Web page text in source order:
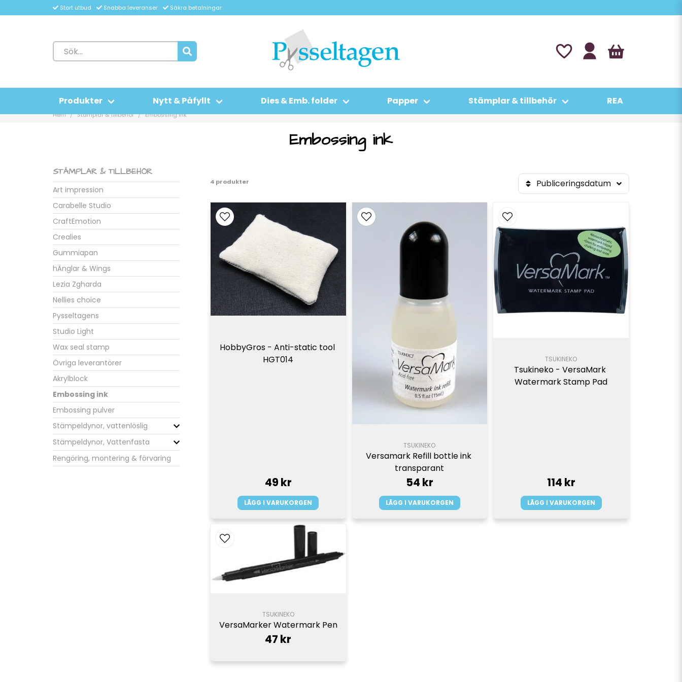
Stort utbud Snabba leveranser Säkra betalningar
Produkter Nytt & Påfyllt Dies & Emb. folder Papper Stämplar & tillbehör REA
Hem Stämplar & tillbehör Embossing ink
Embossing ink
STÄMPLAR & TILLBEHÖR
Art impression
Carabelle Studio
CraftEmotion
Crealies
Gummiapan
hÄnglar & Wings
Lezia Zgharda
Nellies choice
Pysseltagens
Studio Light
Wax seal stamp
Övriga leverantörer
Akrylblock
Embossing ink
Embossing pulver
Stämpeldynor, vattenlöslig
Stämpeldynor, Vattenfasta
Rengöring, montering & förvaring
4 produkter Publiceringsdatum
HobbyGros - Anti-static tool
HGT014
49 kr
LÄGG I VARUKORGEN
TSUKINEKO
Versamark Refill bottle ink
transparant
54 kr
LÄGG I VARUKORGEN
TSUKINEKO
Tsukineko - VersaMark
Watermark Stamp Pad
114 kr
LÄGG I VARUKORGEN
TSUKINEKO
VersaMarker Watermark Pen
47 kr